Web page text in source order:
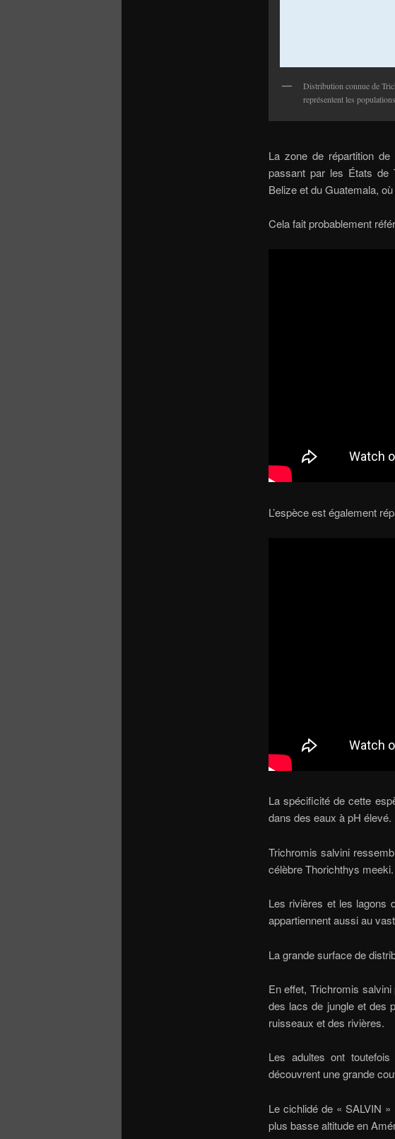
Distribution connue de
représentent les
La zone de répartition
passant par les États de
Belize et du Guatemala,
Cela fait probablement
L’espèce est également
La spécificité de cette
dans des eaux à pH élevé.
Trichromis salvini
célèbre Thorichthys meeki.
Les rivières et les lagons
appartiennent aussi au
La grande surface de
En effet, Trichromis
des lacs de jungle et des
ruisseaux et des rivières.
Les adultes ont
découvrent une grande
Le cichlidé de « SALVIN
plus basse altitude en